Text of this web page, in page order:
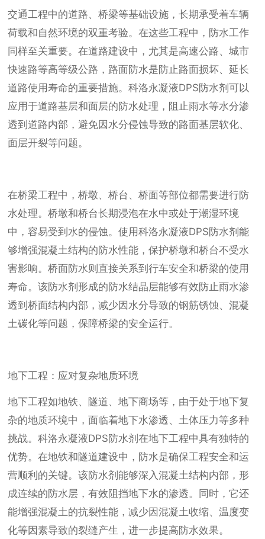
交通工程中的道路、桥梁等基础设施，长期承受着车辆
荷载和自然环境的双重考验。在这些工程中，防水工作
同样至关重要。在道路建设中，尤其是高速公路、城市
快速路等高等级公路，路面防水是防止路面损坏、延长
道路使用寿命的重要措施。科洛永凝液DPS防水剂可以
应用于道路基层和面层的防水处理，阻止雨水等水分渗
透到道路内部，避免因水分侵蚀导致的路面基层软化、
面层开裂等问题。
在桥梁工程中，桥墩、桥台、桥面等部位都需要进行防
水处理。桥墩和桥台长期浸泡在水中或处于潮湿环境
中，容易受到水的侵蚀。使用科洛永凝液DPS防水剂能
够增强混凝土结构的防水性能，保护桥墩和桥台不受水
害影响。桥面防水则直接关系到行车安全和桥梁的使用
寿命。该防水剂形成的防水结晶层能够有效防止雨水渗
透到桥面结构内部，减少因水分导致的钢筋锈蚀、混凝
土碳化等问题，保障桥梁的安全运行。
地下工程：应对复杂地质环境
地下工程如地铁、隧道、地下商场等，由于处于地下复
杂的地质环境中，面临着地下水渗透、土体压力等多种
挑战。科洛永凝液DPS防水剂在地下工程中具有独特的
优势。在地铁和隧道建设中，防水是确保工程安全和运
营顺利的关键。该防水剂能够深入混凝土结构内部，形
成连续的防水层，有效阻挡地下水的渗透。同时，它还
能增强混凝土的抗裂性能，减少因混凝土收缩、温度变
化等因素导致的裂缝产生，进一步提高防水效果。